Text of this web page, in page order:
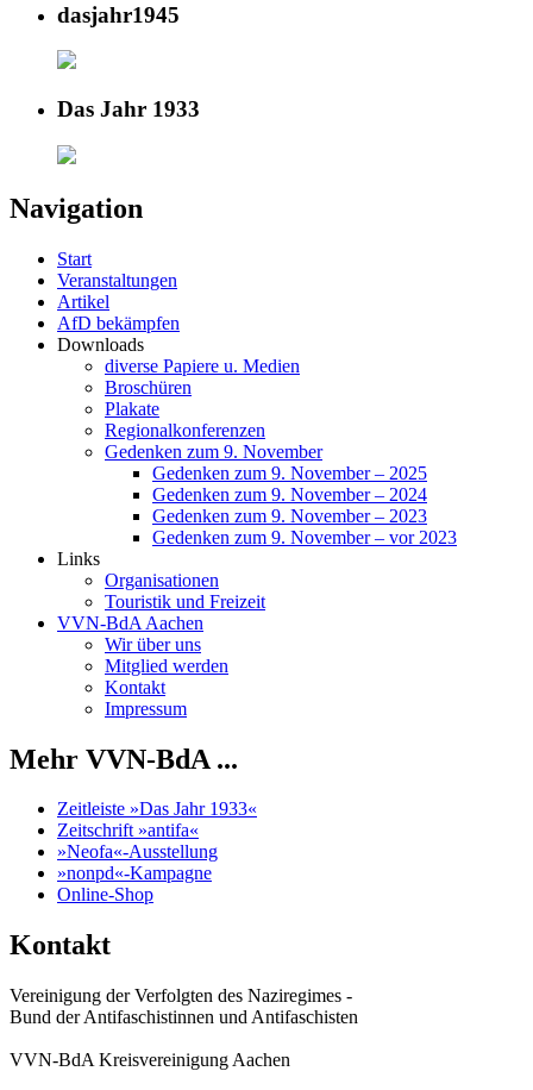
dasjahr1945
Das Jahr 1933
Navigation
Start
Veranstaltungen
Artikel
AfD bekämpfen
Downloads
diverse Papiere u. Medien
Broschüren
Plakate
Regionalkonferenzen
Gedenken zum 9. November
Gedenken zum 9. November – 2025
Gedenken zum 9. November – 2024
Gedenken zum 9. November – 2023
Gedenken zum 9. November – vor 2023
Links
Organisationen
Touristik und Freizeit
VVN-BdA Aachen
Wir über uns
Mitglied werden
Kontakt
Impressum
Mehr VVN-BdA ...
Zeitleiste »Das Jahr 1933«
Zeitschrift »antifa«
»Neofa«-Ausstellung
»nonpd«-Kampagne
Online-Shop
Kontakt
Vereinigung der Verfolgten des Naziregimes -
Bund der Antifaschistinnen und Antifaschisten
VVN-BdA Kreisvereinigung Aachen